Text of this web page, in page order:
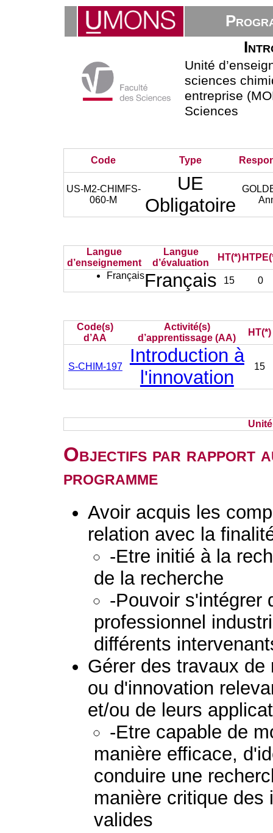
Unité
sciences
entreprise
Sciences
Code Type
US-M2-CHIMFS-
060-M
UE
Obligatoire
Langue
d’enseignement
Langue
d’évaluation
HT(*)
FrançaisFrançais 15 0
Code(s)
d’AA
Activité(s)
d’apprentissage (AA)
HT(*)
S-CHIM-197
Introduction à
l'innovation
15
Objectifs par rapport
programme
Avoir acquis les
relation avec la
-Etre initié à la
de la recherche
-Pouvoir s'intégrer
professionnel
différents
Gérer des travaux
ou d'innovation
et/ou de leurs
-Etre capable de
manière efficace,
conduire une
manière critique
valides